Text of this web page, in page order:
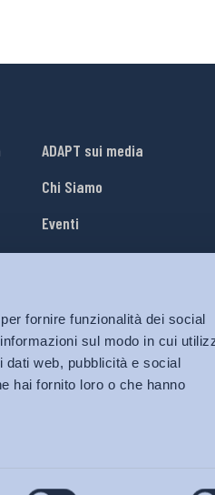
fornire funzionalità dei social
sul modo in cui
web, pubblicità e social
hai fornito loro o che hanno
ADAPT sui media
Chi Siamo
Eventi
Lavora con Noi
Privacy policy